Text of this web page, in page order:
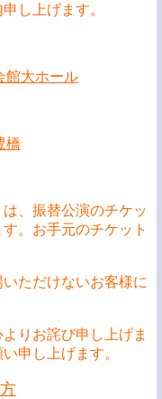
し上げます。
大ホール
橋
、振替公演のチケッ
。お手元のチケット
ただけないお客様に
りお詫び申し上げま
申し上げます。